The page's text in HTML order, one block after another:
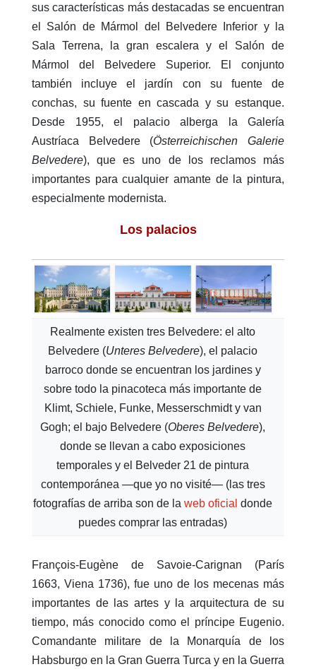
sus características más destacadas se encuentran
el Salón de Mármol del Belvedere Inferior y la
Sala Terrena, la gran escalera y el Salón de
Mármol del Belvedere Superior. El conjunto
también incluye el jardín con su fuente de
conchas, su fuente en cascada y su estanque.
Desde 1955, el palacio alberga la Galería
Austríaca Belvedere (Österreichischen Galerie
Belvedere), que es uno de los reclamos más
importantes para cualquier amante de la pintura,
especialmente modernista.
Los palacios
Realmente existen tres Belvedere: el alto
Belvedere (Unteres Belvedere), el palacio
barroco donde se encuentran los jardines y
sobre todo la pinacoteca más importante de
Klimt, Schiele, Funke, Messerschmidt y van
Gogh; el bajo Belvedere (Oberes Belvedere),
donde se llevan a cabo exposiciones
temporales y el Belveder 21 de pintura
contemporánea —que yo no visité— (las tres
fotografías de arriba son de la web oficial donde
puedes comprar las entradas)
François-Eugène de Savoie-Carignan (París
1663, Viena 1736), fue uno de los mecenas más
importantes de las artes y la arquitectura de su
tiempo, más conocido como el príncipe Eugenio.
Comandante militare de la Monarquía de los
Habsburgo en la Gran Guerra Turca y en la Guerra